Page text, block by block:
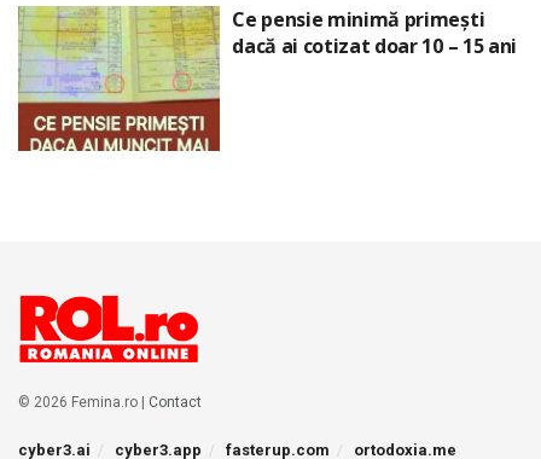
Ce pensie minimă primești
dacă ai cotizat doar 10 – 15 ani
© 2026 Femina.ro | Contact
cyber3.ai cyber3.app fasterup.com ortodoxia.me